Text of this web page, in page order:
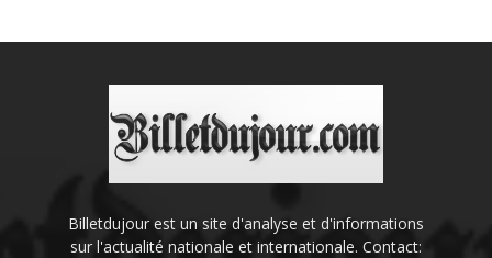
Billetdujour est un site d'analyse et d'informations
sur l'actualité nationale et internationale. Contact: